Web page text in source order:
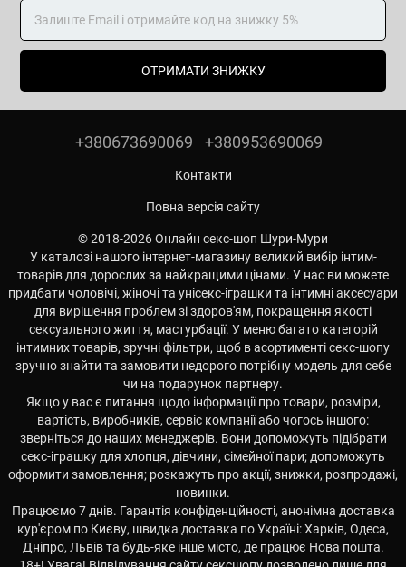
ОТРИМАТИ ЗНИЖКУ
+380673690069 +380953690069
Контакти
Повна версія сайту
© 2018-2026 Онлайн секс-шоп Шури-Мури
У каталозі нашого інтернет-магазину великий вибір інтим-
товарів для дорослих за найкращими цінами. У нас ви можете
придбати чоловічі, жіночі та унісекс-іграшки та інтимні аксесуари
для вирішення проблем зі здоров'ям, покращення якості
сексуального життя, мастурбації. У меню багато категорій
інтимних товарів, зручні фільтри, щоб в асортименті секс-шопу
зручно знайти та замовити недорого потрібну модель для себе
чи на подарунок партнеру.
Якщо у вас є питання щодо інформації про товари, розміри,
вартість, виробників, сервіс компанії або чогось іншого:
зверніться до наших менеджерів. Вони допоможуть підібрати
секс-іграшку для хлопця, дівчини, сімейної пари; допоможуть
оформити замовлення; розкажуть про акції, знижки, розпродажі,
новинки.
Працюємо 7 днів. Гарантія конфіденційності, анонімна доставка
кур'єром по Києву, швидка доставка по Україні: Харків, Одеса,
Дніпро, Львів та будь-яке інше місто, де працює Нова пошта.